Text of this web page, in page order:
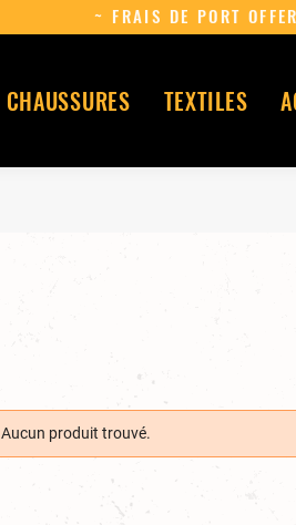
~ FRAIS DE
CHAUSSURES TEXTILES
Aucun produit trouvé.